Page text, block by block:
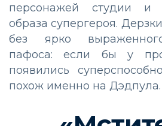
персонажей студии и
образа супергероя.
без ярко
пафоса: если бы у
появились
похож именно на Дэдпула.